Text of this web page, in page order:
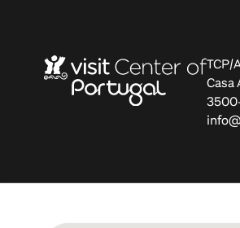
TCP/
Casa